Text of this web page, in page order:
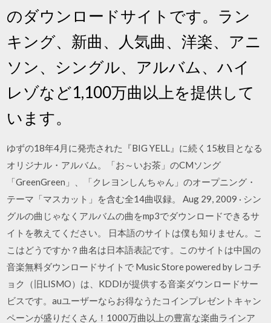
のダウンロードサイトです。ラン
キング、新曲、人気曲、洋楽、アニ
ソン、シングル、アルバム、ハイ
レゾなど1,100万曲以上を提供して
います。
ゆずの18年4月に発売された『BIG YELL』に続く15枚目となる
オリジナル・アルバム。「お～いお茶」のCMソング
「GreenGreen」、「クレヨンしんちゃん」のオープニング・
テーマ「マスカット」を含む全14曲収録。 Aug 29, 2009 · シン
グルの曲じゃなくアルバムの曲をmp3でダウンロードできるサ
イトを教えてください。 日本語のサイトは僕も知りません。こ
こはどうですか？曲名は日本語表記です。このサイトは中国の
音楽無料ダウンロードサイトで Music Store powered by レコチ
ョク（旧LISMO）は、KDDIが提供する音楽ダウンロードサー
ビスです。auユーザーならお得なうたコインプレゼントキャン
ペーンが盛りだくさん！1000万曲以上の豊富な楽曲ラインア